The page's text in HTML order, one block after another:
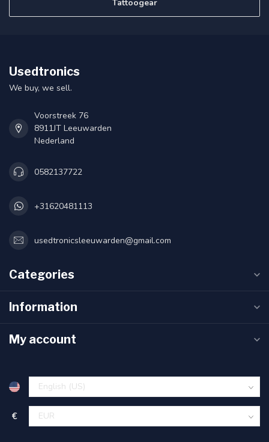
Tattoogear
Usedtronics
We buy, we sell.
Voorstreek 76
8911JT Leeuwarden
Nederland
0582137722
+31620481113
usedtronicsleeuwarden@gmail.com
Categories
Information
My account
€